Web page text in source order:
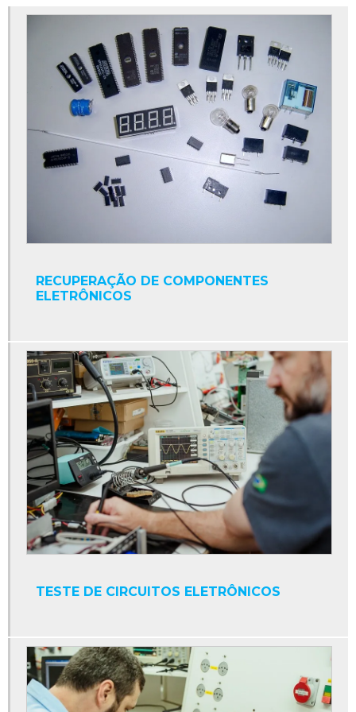
Conserto de nobreaks
Conserto de placas eletrônicas
Conserto de placas eletrônicas industriais
Conserto de placas eletrônicas sp
Conserto de servomotores
Controlador numérico
Conversor cc para ca
Conversores de potência
Cpu industrial
Display contador digital industrial
Display industrial
Display interface serial
Display led industrial
Display numérico industrial
Fonte 24v para clp
Fonte de alimentação clp
Fonte para clp
Fonte plc
RECUPERAÇÃO DE COMPONENTES
ELETRÔNICOS
TESTE DE CIRCUITOS ELETRÔNICOS